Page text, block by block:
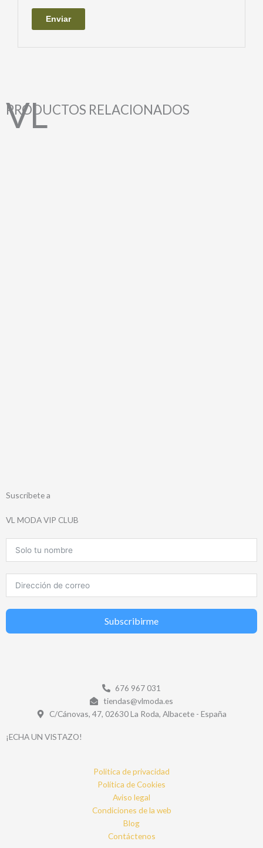
PRODUCTOS RELACIONADOS
Suscríbete a
VL MODA VIP CLUB
Subscribirme
676 967 031
tiendas@vlmoda.es
C/Cánovas, 47, 02630 La Roda, Albacete - España
¡ECHA UN VISTAZO!
Politica de privacidad
Política de Cookies
Aviso legal
Condiciones de la web
Blog
Contáctenos